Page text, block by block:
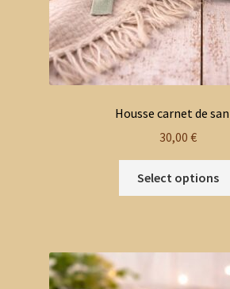
Housse carnet de
30,00 €
Select options